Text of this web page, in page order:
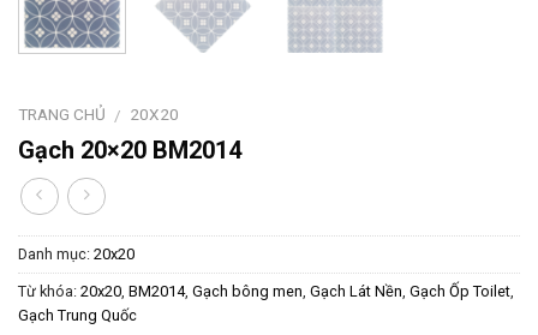
TRANG CHỦ / 20X20
Gạch 20×20 BM2014
Danh mục: 20x20
Từ khóa: 20x20, BM2014, Gạch bông men, Gạch Lát Nền, Gạch Ốp Toilet,
Gạch Trung Quốc